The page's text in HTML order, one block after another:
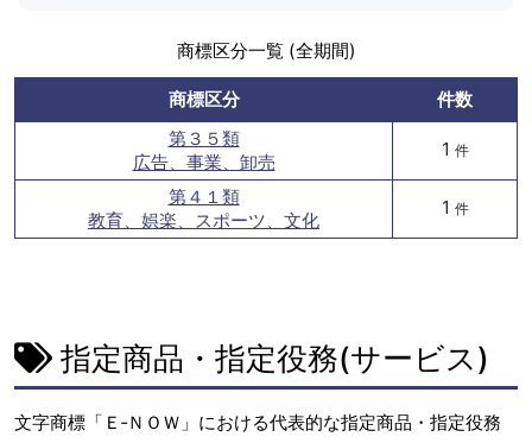
商標区分一覧 (全期間)
商標区分
件数
第３５類
広告、事業、卸売
1 件
第４１類
教育、娯楽、スポーツ、文化
1 件
指定商品・指定役務(サービス)
文字商標「Ｅ‐ＮＯＷ」における代表的な指定商品・指定役務